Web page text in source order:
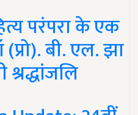
परंपरा के एक
बी. एल. झा